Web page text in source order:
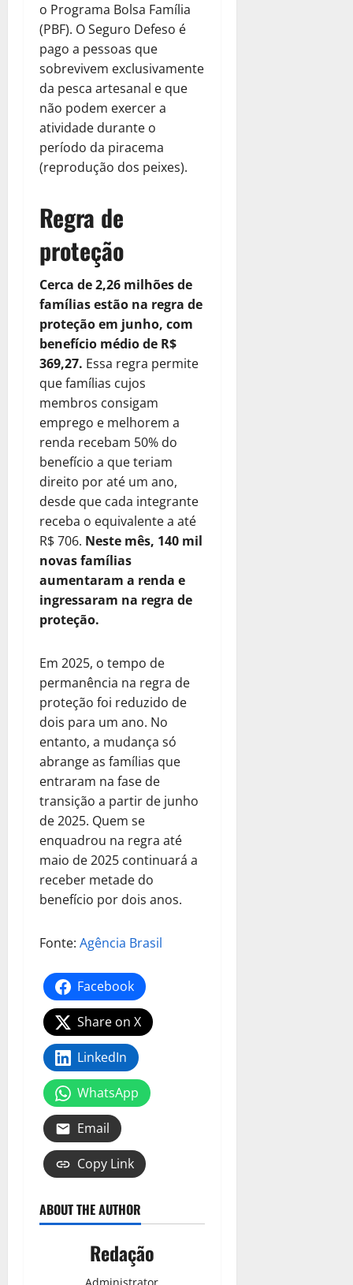
o Programa Bolsa Família
(PBF). O Seguro Defeso é
pago a pessoas que
sobrevivem exclusivamente
da pesca artesanal e que
não podem exercer a
atividade durante o
período da piracema
(reprodução dos peixes).
Regra de
proteção
Cerca de 2,26 milhões de
famílias estão na regra de
proteção em junho, com
benefício médio de R$
369,27. Essa regra permite
que famílias cujos
membros consigam
emprego e melhorem a
renda recebam 50% do
benefício a que teriam
direito por até um ano,
desde que cada integrante
receba o equivalente a até
R$ 706. Neste mês, 140 mil
novas famílias
aumentaram a renda e
ingressaram na regra de
proteção.
Em 2025, o tempo de
permanência na regra de
proteção foi reduzido de
dois para um ano. No
entanto, a mudança só
abrange as famílias que
entraram na fase de
transição a partir de junho
de 2025. Quem se
enquadrou na regra até
maio de 2025 continuará a
receber metade do
benefício por dois anos.
Fonte: Agência Brasil
Facebook
Share on X
LinkedIn
WhatsApp
Email
Copy Link
ABOUT THE AUTHOR
Redação